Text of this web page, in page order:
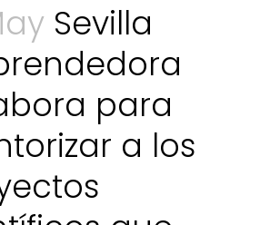
Sevilla
para
a los